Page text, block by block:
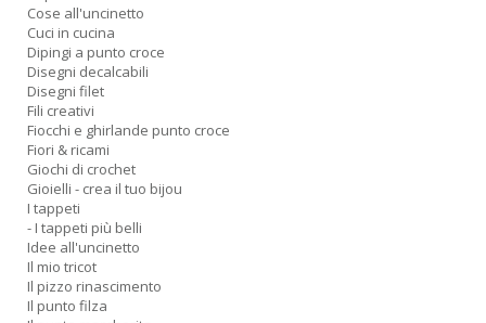
Cose all'uncinetto
Cuci in cucina
Dipingi a punto croce
Disegni decalcabili
Disegni filet
Fili creativi
Fiocchi e ghirlande punto croce
Fiori & ricami
Giochi di crochet
Gioielli - crea il tuo bijou
I tappeti
- I tappeti più belli
Idee all'uncinetto
Il mio tricot
Il pizzo rinascimento
Il punto filza